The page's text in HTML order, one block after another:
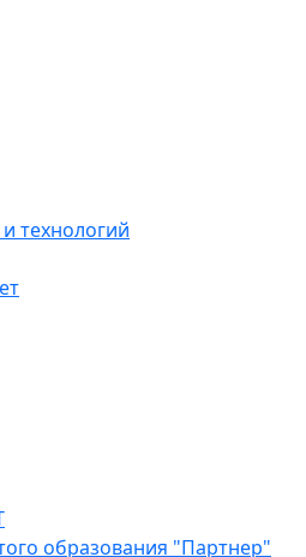
технологий
образования "Партнер"